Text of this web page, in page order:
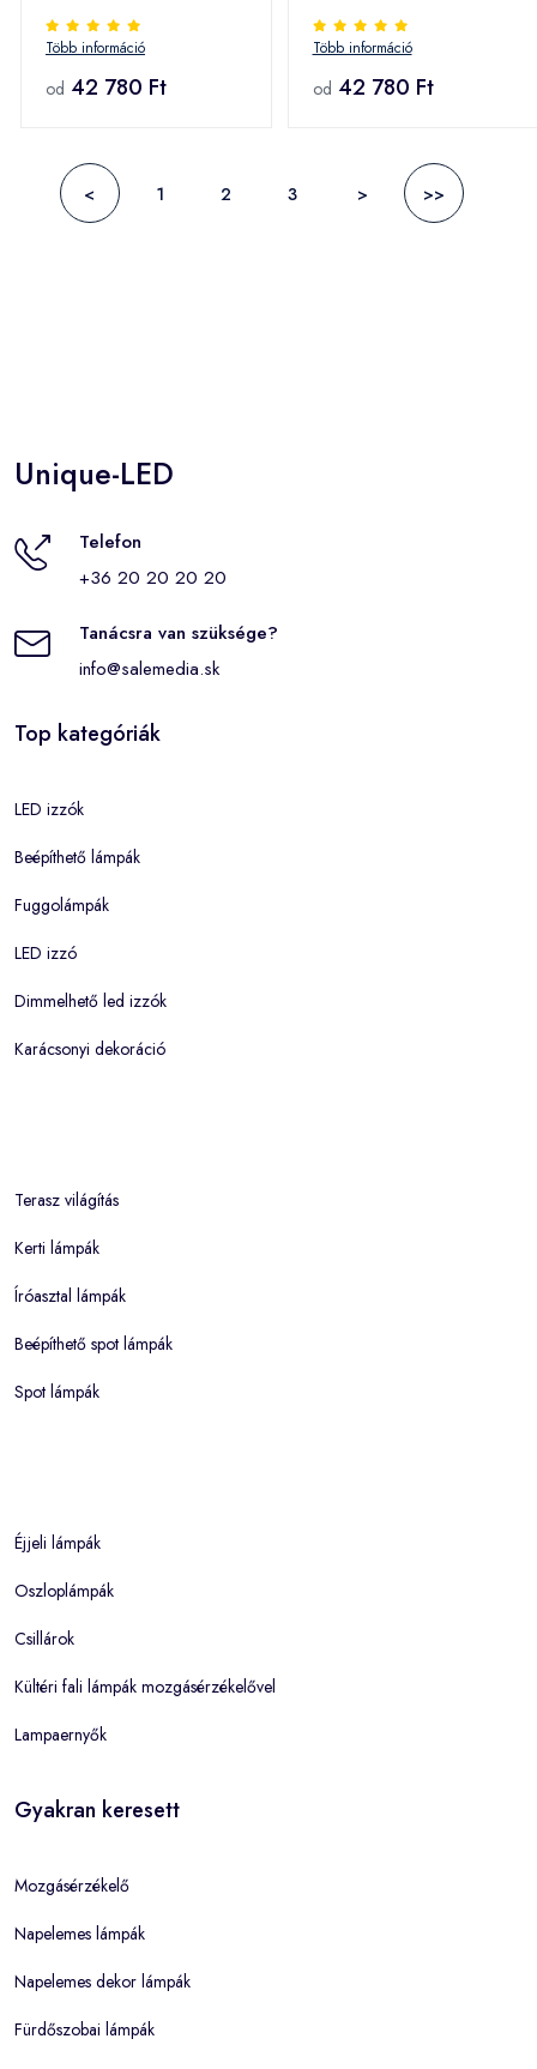
Small, rózsaszín/arany,
Ø 24 cm, dugó, dugalj
Több információ
od 42 780 Ft
Small, bézs/arany, Ø
24 cm, dugó, dugalj
Több információ
od 42 780 Ft
< 1 2 3 > >>
Unique-LED
Telefon
+36 20 20 20 20
Tanácsra van szüksége?
info@salemedia.sk
Top kategóriák
LED izzók
Beépíthető lámpák
Fuggolámpák
LED izzó
Dimmelhető led izzók
Karácsonyi dekoráció
Terasz világítás
Kerti lámpák
Íróasztal lámpák
Beépíthető spot lámpák
Spot lámpák
Éjjeli lámpák
Oszloplámpák
Csillárok
Kültéri fali lámpák mozgásérzékelővel
Lampaernyők
Gyakran keresett
Mozgásérzékelő
Napelemes lámpák
Napelemes dekor lámpák
Fürdőszobai lámpák